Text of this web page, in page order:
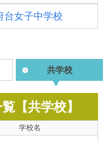
台女子中学校
共学校
【共学校】
学校名